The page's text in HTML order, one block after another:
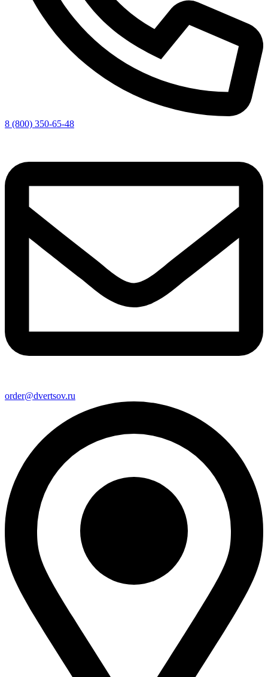
8 (800) 350-65-48
order@dvertsov.ru